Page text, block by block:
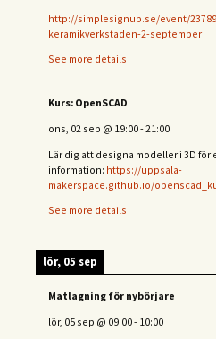
http://simplesignup.se/event/
keramikverkstaden-2-september
See more details
Kurs: OpenSCAD
ons, 02 sep @ 19:00-21:00
Lär dig att designa modeller i 3D för
information: https://uppsala-
makerspace.github.io/
See more details
lör, 05 sep
Matlagning för nybörjare
lör, 05 sep @ 09:00- 10:00